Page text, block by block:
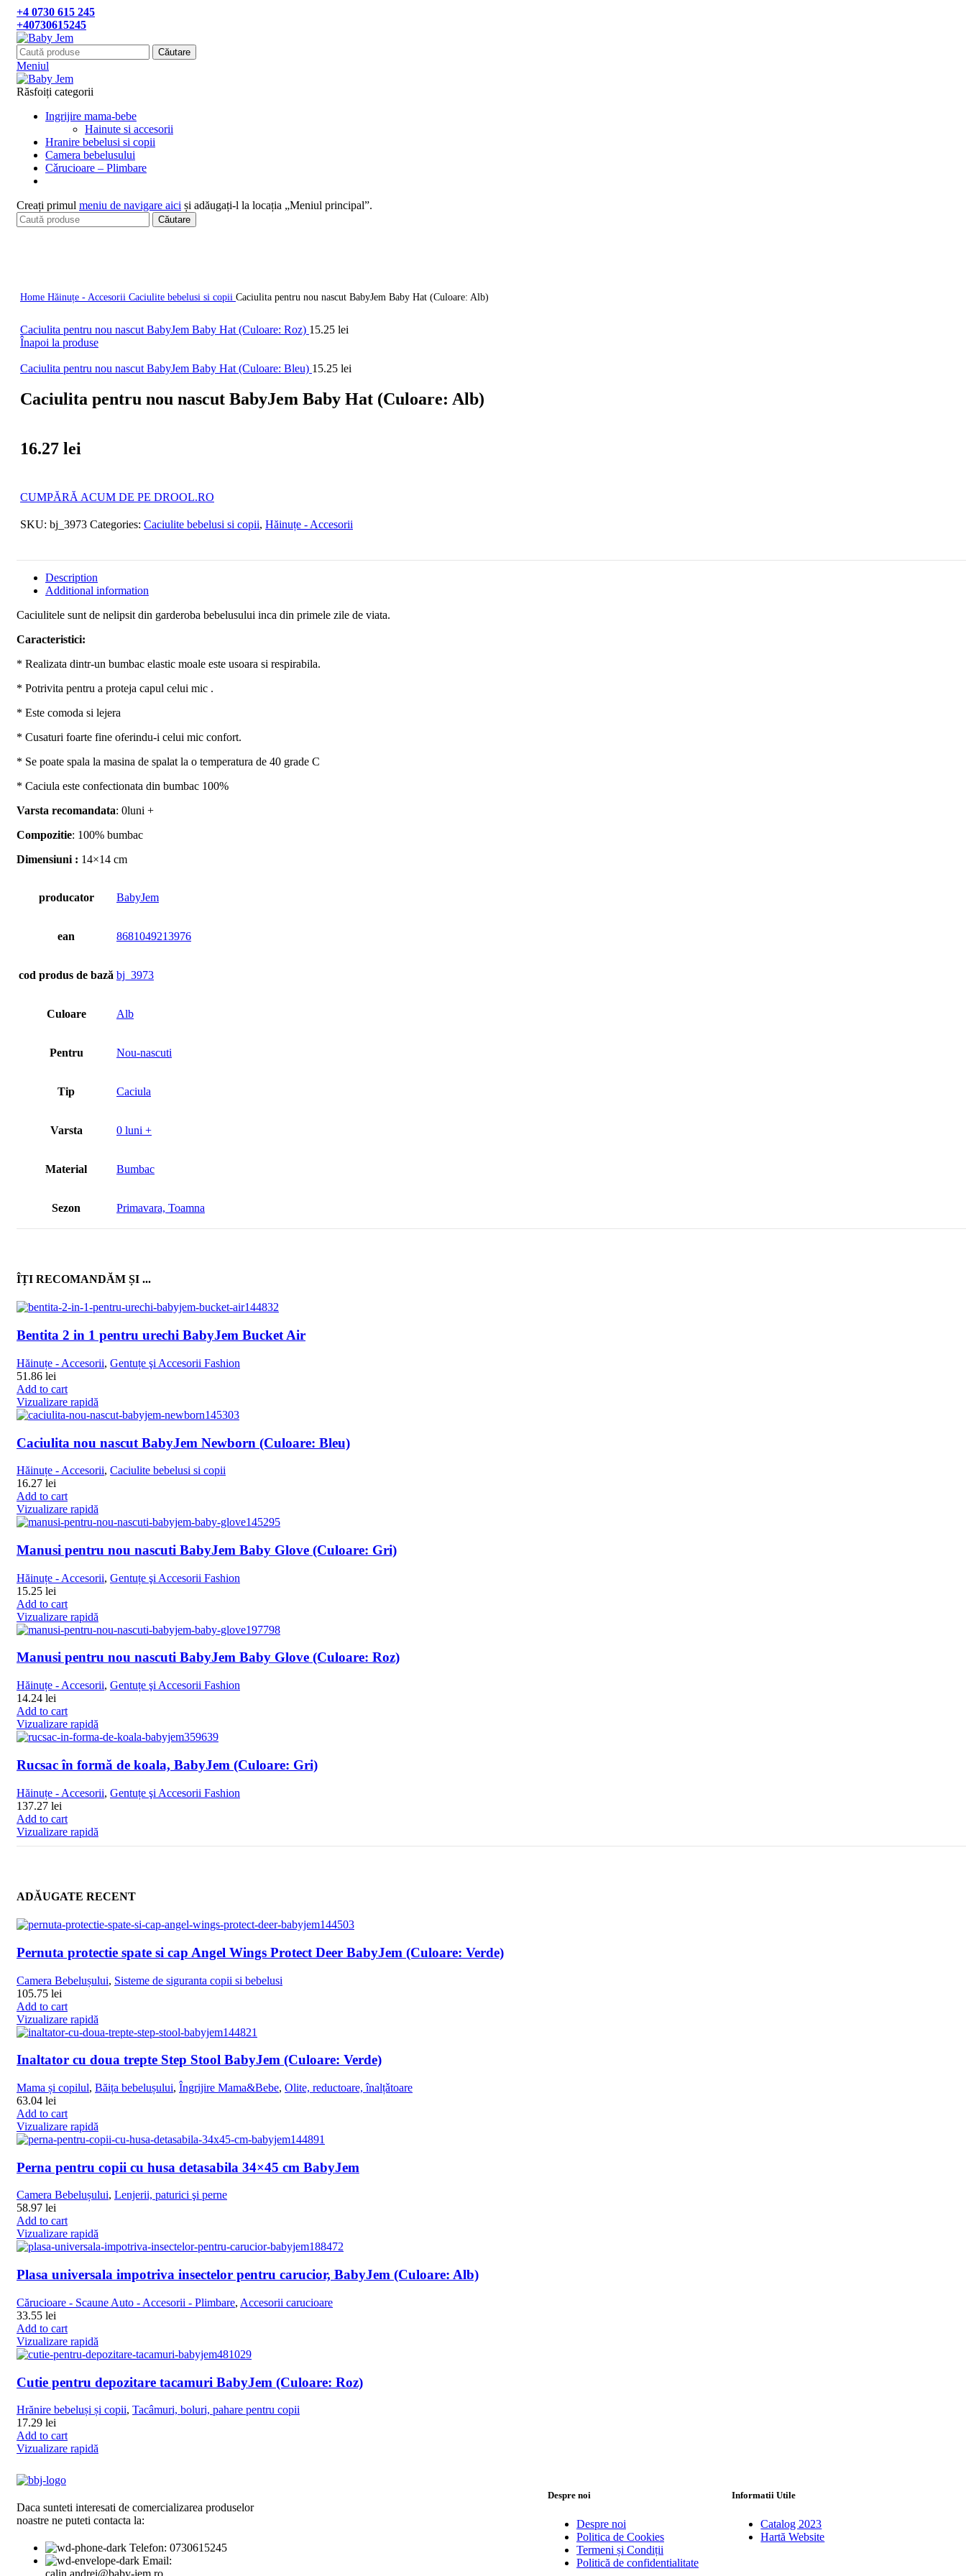
+4 0730 615 245
+40730615245
Căutare
Meniul
Răsfoiți categorii
Ingrijire mama-bebe
Hainute si accesorii
Hranire bebelusi si copii
Camera bebelusului
Cǎrucioare – Plimbare
Creați primul meniu de navigare aici și adăugați-l la locația „Meniul principal”.
Căutare
Home Hăinuțe - Accesorii Caciulite bebelusi si copii Caciulita pentru nou nascut BabyJem Baby Hat (Culoare: Alb)
Caciulita pentru nou nascut BabyJem Baby Hat (Culoare: Roz) 15.25 lei
Înapoi la produse
Caciulita pentru nou nascut BabyJem Baby Hat (Culoare: Bleu) 15.25 lei
Caciulita pentru nou nascut BabyJem Baby Hat (Culoare: Alb)
16.27 lei
CUMPĂRĂ ACUM DE PE DROOL.RO
SKU: bj_3973 Categories: Caciulite bebelusi si copii, Hăinuțe - Accesorii
Description
Additional information
Caciulitele sunt de nelipsit din garderoba bebelusului inca din primele zile de viata.
Caracteristici:
* Realizata dintr-un bumbac elastic moale este usoara si respirabila.
* Potrivita pentru a proteja capul celui mic .
* Este comoda si lejera
* Cusaturi foarte fine oferindu-i celui mic confort.
* Se poate spala la masina de spalat la o temperatura de 40 grade C
* Caciula este confectionata din bumbac 100%
Varsta recomandata: 0luni +
Compozitie: 100% bumbac
Dimensiuni : 14×14 cm
producator BabyJem
ean 8681049213976
cod produs de bază bj_3973
Culoare Alb
Pentru Nou-nascuti
Tip Caciula
Varsta 0 luni +
Material Bumbac
Sezon Primavara, Toamna
ÎȚI RECOMANDĂM ȘI ...
Bentita 2 in 1 pentru urechi BabyJem Bucket Air
Hăinuțe - Accesorii, Gentuțe şi Accesorii Fashion
51.86 lei
Add to cart
Vizualizare rapidă
Caciulita nou nascut BabyJem Newborn (Culoare: Bleu)
Hăinuțe - Accesorii, Caciulite bebelusi si copii
16.27 lei
Add to cart
Vizualizare rapidă
Manusi pentru nou nascuti BabyJem Baby Glove (Culoare: Gri)
Hăinuțe - Accesorii, Gentuțe şi Accesorii Fashion
15.25 lei
Add to cart
Vizualizare rapidă
Manusi pentru nou nascuti BabyJem Baby Glove (Culoare: Roz)
Hăinuțe - Accesorii, Gentuțe şi Accesorii Fashion
14.24 lei
Add to cart
Vizualizare rapidă
Rucsac în formă de koala, BabyJem (Culoare: Gri)
Hăinuțe - Accesorii, Gentuțe şi Accesorii Fashion
137.27 lei
Add to cart
Vizualizare rapidă
ADĂUGATE RECENT
Pernuta protectie spate si cap Angel Wings Protect Deer BabyJem (Culoare: Verde)
Camera Bebelușului, Sisteme de siguranta copii si bebelusi
105.75 lei
Add to cart
Vizualizare rapidă
Inaltator cu doua trepte Step Stool BabyJem (Culoare: Verde)
Mama și copilul, Băița bebelușului, Îngrijire Mama&Bebe, Olite, reductoare, înalțǎtoare
63.04 lei
Add to cart
Vizualizare rapidă
Perna pentru copii cu husa detasabila 34×45 cm BabyJem
Camera Bebelușului, Lenjerii, paturici şi perne
58.97 lei
Add to cart
Vizualizare rapidă
Plasa universala impotriva insectelor pentru carucior, BabyJem (Culoare: Alb)
Cărucioare - Scaune Auto - Accesorii - Plimbare, Accesorii carucioare
33.55 lei
Add to cart
Vizualizare rapidă
Cutie pentru depozitare tacamuri BabyJem (Culoare: Roz)
Hrănire bebeluși și copii, Tacâmuri, boluri, pahare pentru copii
17.29 lei
Add to cart
Vizualizare rapidă
Daca sunteti interesati de comercializarea produselor
noastre ne puteti contacta la:
Telefon: 0730615245
Email:
Despre noi
Despre noi
Politica de Cookies
Termeni și Condiții
Politică de confidentialitate
Informatii Utile
Catalog 2023
Hartă Website